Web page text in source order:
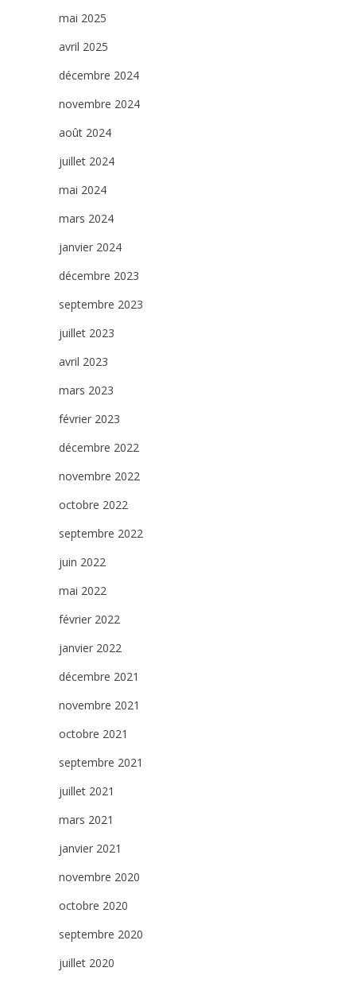
mai 2025
avril 2025
décembre 2024
novembre 2024
août 2024
juillet 2024
mai 2024
mars 2024
janvier 2024
décembre 2023
septembre 2023
juillet 2023
avril 2023
mars 2023
février 2023
décembre 2022
novembre 2022
octobre 2022
septembre 2022
juin 2022
mai 2022
février 2022
janvier 2022
décembre 2021
novembre 2021
octobre 2021
septembre 2021
juillet 2021
mars 2021
janvier 2021
novembre 2020
octobre 2020
septembre 2020
juillet 2020